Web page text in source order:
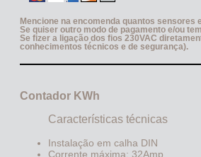
Mencione na encomenda quantos sensores
Se quiser outro modo de pagamento e/ou
Se fizer a ligação dos fios 230VAC
conhecimentos técnicos e de segurança).
Contador KWh
Características técnicas
Instalação em calha DIN
Corrente máxima: 32Amp